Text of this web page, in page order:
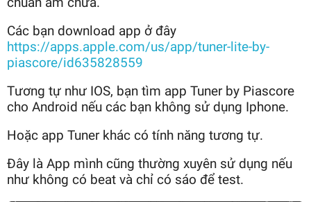
Các bạn download app ở đây
https://apps.apple.com/us/app/tuner-lite-by-
piascore/id635828559
Tương tự như IOS, bạn tìm app Tuner by Piascore
cho Android nếu các bạn không sử dụng Iphone.
Hoặc app Tuner khác có tính năng tương tự.
Đây là App mình cũng thường xuyên sử dụng nếu
như không có beat và chỉ có sáo để test.